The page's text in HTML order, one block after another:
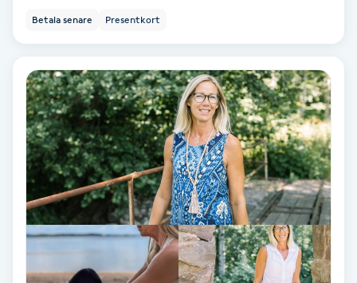
Hatha Yoga
Headspa
Healing
Herrklippning
HIFU
Hollywood Peel
Betala senare Presentkort